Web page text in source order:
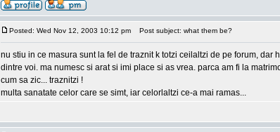
Posted: Wed Nov 12, 2003 10:12 pm Post subject: what them be?
nu stiu in ce masura sunt la fel de traznit k totzi ceilaltzi de pe forum,
dintre voi. ma numesc si arat si imi place si as vrea. parca am fi la
cum sa zic... traznitzi !
multa sanatate celor care se simt, iar celorlaltzi ce-a mai ramas...